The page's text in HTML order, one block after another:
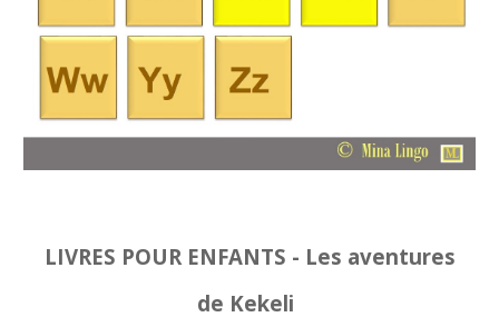
LIVRES POUR ENFANTS - Les aventures
de Kekeli